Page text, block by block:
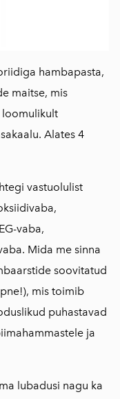
hambapasta,
maitse, mis
loomulikult
Alates 4
vastuolulist
vaba,
Mida me sinna
soovitatud
mis toimib
puhastavad
ja
lubadusi nagu ka